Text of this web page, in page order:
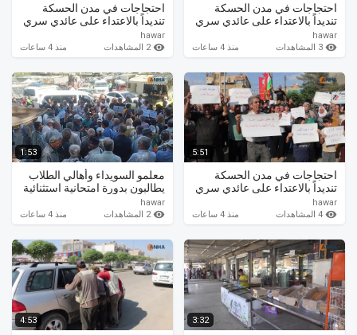
احتجاجات في مدن الحسكة
تنديداً بالاعتداء على عائدي سري
كانيه
hawar
منذ 4 ساعات
احتجاجات في مدن الحسكة
تنديداً بالاعتداء على عائدي سري
كانيه
hawar
2 المشاهدات
منذ 4 ساعات
5:51
احتجاجات في مدن الحسكة
تنديداً بالاعتداء على عائدي سري
كانيه
hawar
منذ 4 ساعات
1:53
معلمو السويداء وأهالي الطلاب
يطالبون بدورة امتحانية استثنائية
لطلاب الثانوية
hawar
2 المشاهدات
منذ 4 ساعات
3:32
4:53